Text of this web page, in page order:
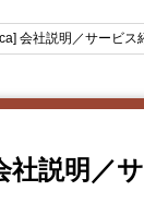
会社説明／サービス
説明／